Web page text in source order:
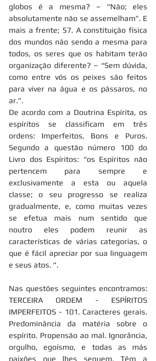
globos é a mesma? – “Não; eles
absolutamente não se assemelham”. E
mais a frente; 57. A constituição física
dos mundos não sendo a mesma para
todos, os seres que os habitam terão
organização diferente? – “Sem dúvida,
como entre vós os peixes são feitos
para viver na água e os pássaros, no
ar.”.
De acordo com a Doutrina Espírita, os
espíritos se classificam em três
ordens: Imperfeitos, Bons e Puros.
Segundo a questão número 100 do
Livro dos Espíritos: “os Espíritos não
pertencem para sempre e
exclusivamente a esta ou aquela
classe; o seu progresso se realiza
gradualmente, e, como muitas vezes
se efetua mais num sentido que
noutro eles podem reunir as
características de várias categorias, o
que é fácil apreciar por sua linguagem
e seus atos. ”.
Nas questões seguintes encontramos:
TERCEIRA ORDEM - ESPÍRITOS
IMPERFEITOS - 101. Caracteres gerais.
Predominância da matéria sobre o
espírito. Propensão ao mal. Ignorância,
orgulho, egoísmo, e todas as más
paixões que lhes seguem. Têm a